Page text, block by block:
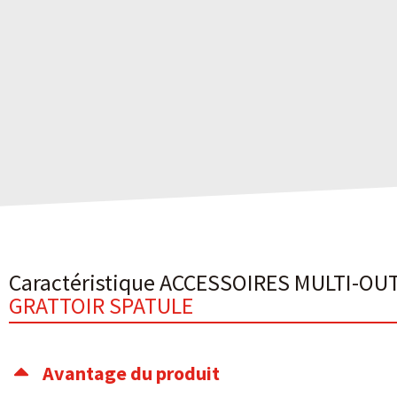
Caractéristique ACCESSOIRES MULTI-
GRATTOIR SPATULE
Avantage du produit